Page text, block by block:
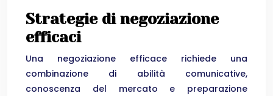
Strategie di negoziazione
efficaci
Una negoziazione efficace richiede una
combinazione di abilità comunicative,
conoscenza del mercato e preparazione